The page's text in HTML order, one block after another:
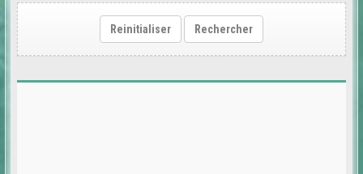
Reinitialiser Rechercher